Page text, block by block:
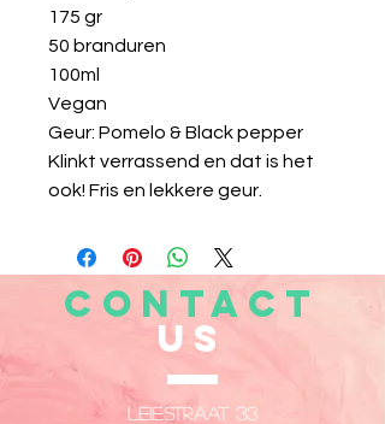
175 gr
50 branduren
100ml
Vegan
Geur: Pomelo & Black pepper
Klinkt verrassend en dat is het
ook! Fris en lekkere geur.
CONTACT
US
Leiestraat 33